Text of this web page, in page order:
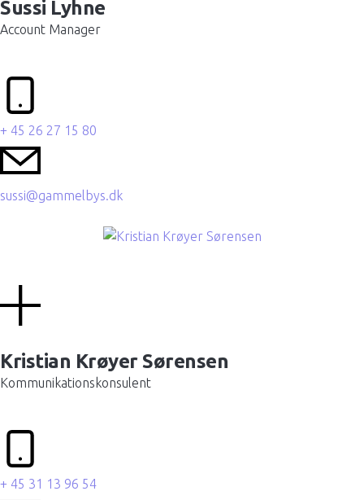
Sussi Lyhne
Account Manager
+ 45 26 27 15 80
sussi@gammelbys.dk
Kristian Krøyer Sørensen
Kommunikationskonsulent
+ 45 31 13 96 54